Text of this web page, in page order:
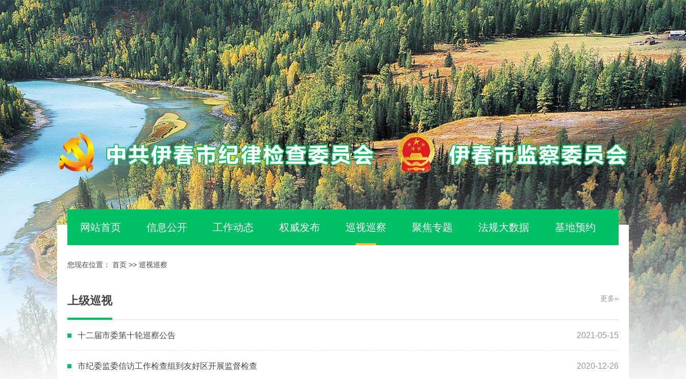
网站首页 信息公开 工作动态 权威发布 巡视巡察 聚焦专题 法规大数据 基地预约
您现在位置： 首页 >> 巡视巡察
上级巡视 更多»
十二届市委第十轮巡察公告 2021-05-15
市纪委监委信访工作检查组到友好区开展监督检查 2020-12-26